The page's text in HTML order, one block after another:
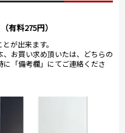
（有料275円）
が出来ます。
お買い求め頂いたは、どちらの
「備考欄」にてご連絡くださ